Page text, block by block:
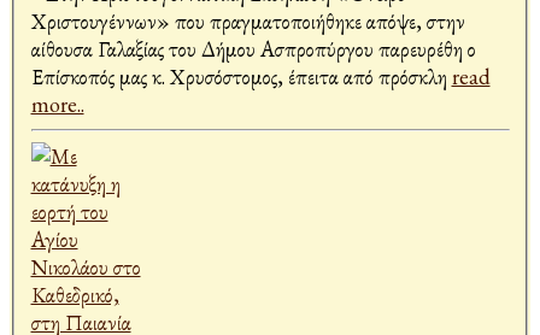
Χριστουγέννων» που πραγματοποιήθηκε απόψε, στην
αίθουσα Γαλαξίας του Δήμου Ασπροπύργου παρευρέθη ο
Επίσκοπός μας κ. Χρυσόστομος, έπειτα από πρόσκλη read
more..